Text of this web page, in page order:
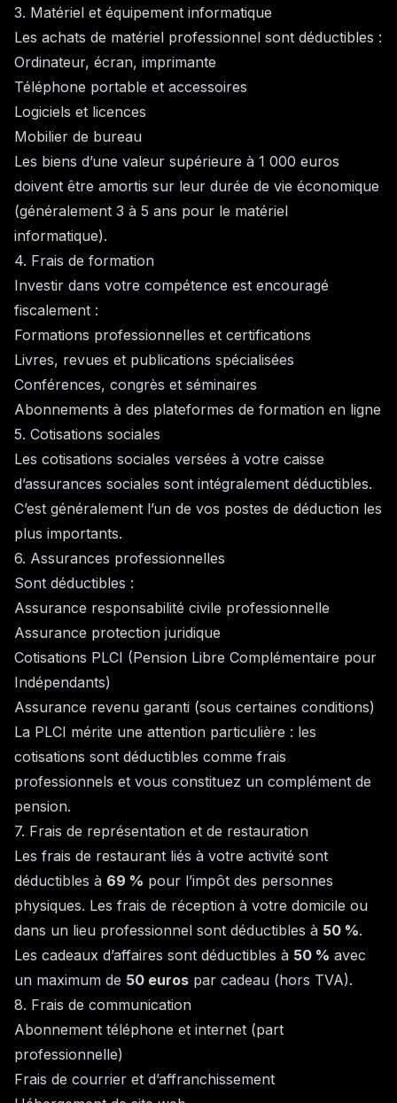
3. Matériel et équipement informatique
Les achats de matériel professionnel sont déductibles :
Ordinateur, écran, imprimante
Téléphone portable et accessoires
Logiciels et licences
Mobilier de bureau
Les biens d’une valeur supérieure à 1 000 euros
doivent être amortis sur leur durée de vie économique
(généralement 3 à 5 ans pour le matériel
informatique).
4. Frais de formation
Investir dans votre compétence est encouragé
fiscalement :
Formations professionnelles et certifications
Livres, revues et publications spécialisées
Conférences, congrès et séminaires
Abonnements à des plateformes de formation en ligne
5. Cotisations sociales
Les cotisations sociales versées à votre caisse
d’assurances sociales sont intégralement déductibles.
C’est généralement l’un de vos postes de déduction les
plus importants.
6. Assurances professionnelles
Sont déductibles :
Assurance responsabilité civile professionnelle
Assurance protection juridique
Cotisations PLCI (Pension Libre Complémentaire pour
Indépendants)
Assurance revenu garanti (sous certaines conditions)
La PLCI mérite une attention particulière : les
cotisations sont déductibles comme frais
professionnels et vous constituez un complément de
pension.
7. Frais de représentation et de restauration
Les frais de restaurant liés à votre activité sont
déductibles à 69 % pour l’impôt des personnes
physiques. Les frais de réception à votre domicile ou
dans un lieu professionnel sont déductibles à 50 %.
Les cadeaux d’affaires sont déductibles à 50 % avec
un maximum de 50 euros par cadeau (hors TVA).
8. Frais de communication
Abonnement téléphone et internet (part
professionnelle)
Frais de courrier et d’affranchissement